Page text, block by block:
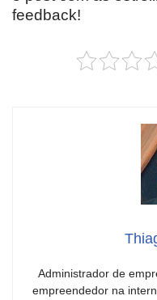
feedback!
Administrador de
empreendedor na